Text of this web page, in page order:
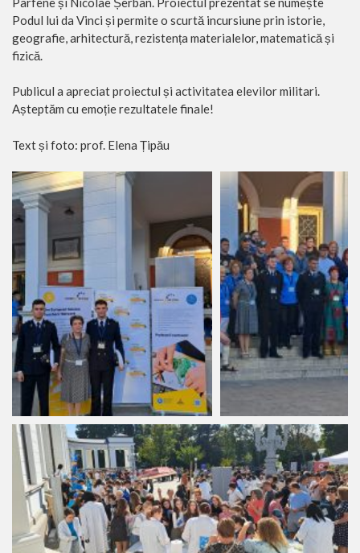
Podul lui da Vinci și permite o scurtă incursiune prin istorie,
geografie, arhitectură, rezistența materialelor, matematică și
fizică.
Publicul a apreciat proiectul și activitatea elevilor militari.
Așteptăm cu emoție rezultatele finale!
Text și foto: prof. Elena Țipău